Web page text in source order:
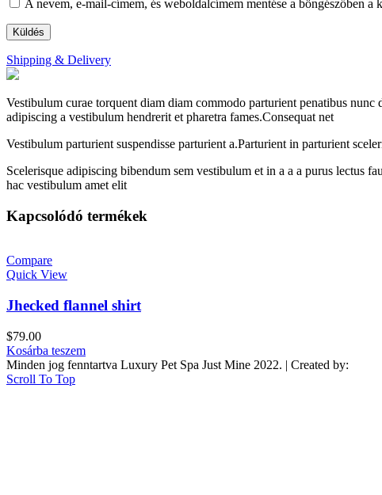
A nevem, e-mail-címem, és weboldalcímem mentése a böngészőben a
Shipping & Delivery
Vestibulum curae torquent diam diam commodo parturient penatibus
adipiscing a vestibulum hendrerit et pharetra fames.Consequat net
Vestibulum parturient suspendisse parturient a.Parturient in parturient
Scelerisque adipiscing bibendum sem vestibulum et in a a a purus lectus
hac vestibulum amet elit
Kapcsolódó termékek
Compare
Quick View
Jhecked flannel shirt
$79.00
Kosárba teszem
Minden jog fenntartva Luxury Pet Spa Just Mine 2022. | Created by:
Scroll To Top